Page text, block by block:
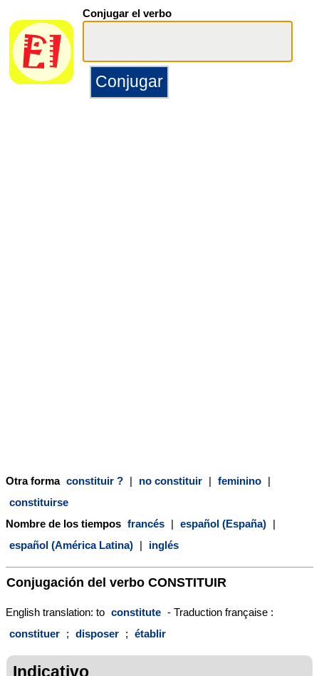
Conjugar el verbo
Otra forma constituir ? | no constituir | feminino |
constituirse
Nombre de los tiempos francés | español (España) |
español (América Latina) | inglés
Conjugación del verbo CONSTITUIR
English translation: to constitute - Traduction française :
constituer ; disposer ; établir
Indicativo